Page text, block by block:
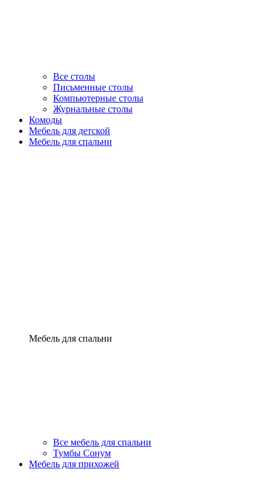
Все столы
Письменные столы
Компьютерные столы
Журнальные столы
Комоды
Мебель для детской
Мебель для спальни
Мебель для спальни
Все мебель для спальни
Тумбы Сонум
Мебель для прихожей